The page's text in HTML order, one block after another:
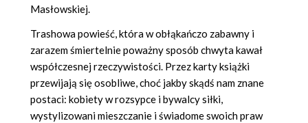
Masłowskiej.
Trashowa powieść, która w obłąkańczo zabawny i
zarazem śmiertelnie poważny sposób chwyta kawał
współczesnej rzeczywistości. Przez karty książki
przewijają się osobliwe, choć jakby skądś nam znane
postaci: kobiety w rozsypce i bywalcy siłki,
wystylizowani mieszczanie i świadome swoich praw